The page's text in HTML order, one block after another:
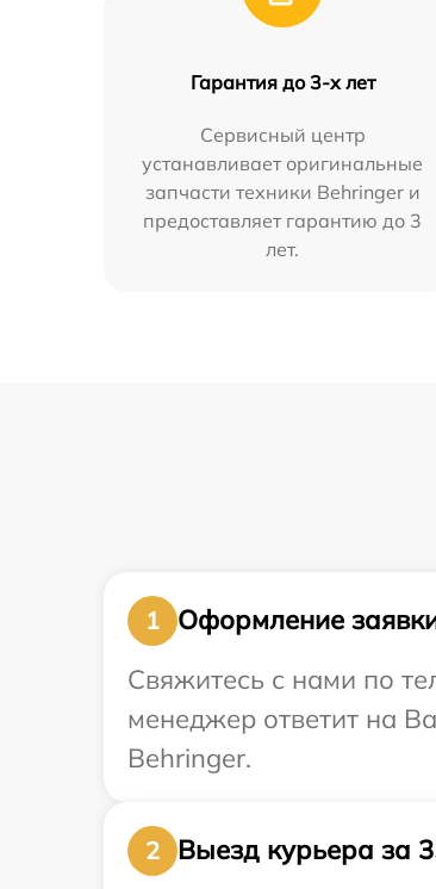
Гарантия до 3-х лет
Сервисный центр
устанавливает оригинальные
запчасти техники Behringer и
предоставляет гарантию до 3
лет.
1
Оформление
Свяжитесь с нами по
менеджер ответит на
Behringer.
2
Выезд курьера за